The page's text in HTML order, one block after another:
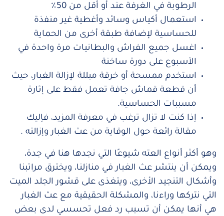
الرطوبة في الغرفة عند أو أقل من 50٪
استعمال أكياس وسائد وأغطية غير منفذة
للحساسية لإضافة طبقة أخرى من الحماية
اغسل جميع الفراش والبطانيات مرة واحدة في
الأسبوع على دورة ساخنة
استخدم ممسحة أو خرقة مبللة لإزالة الغبار، حيث
أن قطعة قماش جافة تعمل فقط على إثارة
مسببات الحساسية.
إذا كنت لا تزال ترغب في معرفة المزيد، فإليك
مقالة رائعة حول الوقاية من عث الغبار وإزالته .
وهو أكثر أنواع العته شيوعًا التي نجدها هنا في جدة،
ويمكن أن ينتشر عث الغبار في منازلنا، ويخترق مراتبنا
وأشكال التنجيد الأخرى، ويتغذى على قشور الجلد الميت
التي نتركها وراءنا، والمشكلة الحقيقية مع عث الغبار
هي أنها يمكن أن تسبب رد فعل تحسسي لدى بعض